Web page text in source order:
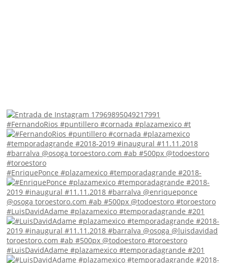
#FernandoRios #puntillero #cornada #plazamexico #t
#EnriquePonce #plazamexico #temporadagrande #2018-
#LuisDavidAdame #plazamexico #temporadagrande #201
#LuisDavidAdame #plazamexico #temporadagrande #201